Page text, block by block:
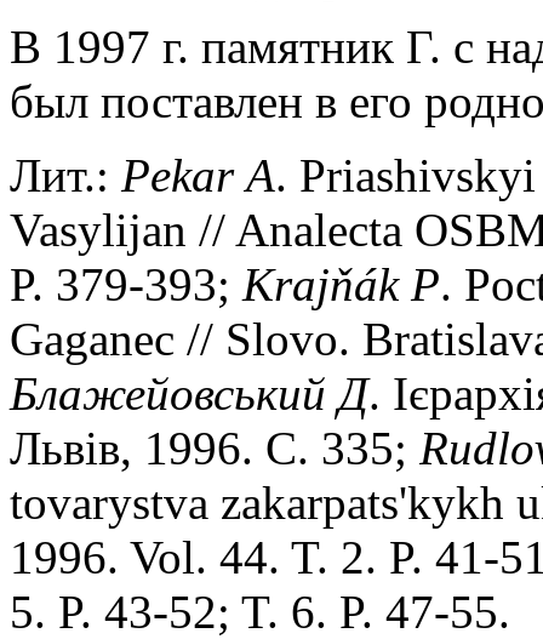
В 1997 г. памятник Г. с
был поставлен в его
Лит.: Pekar A.
Vasylijan // Analecta
P. 379-393; Krajňák P.
Gaganec // Slovo.
Блажейовський Д.
Львiв, 1996. С. 335;
tovarystva zakarpats'kykh
1996. Vol. 44. T. 2. P. 41-
5. P. 43-52; T. 6. P. 47-55.